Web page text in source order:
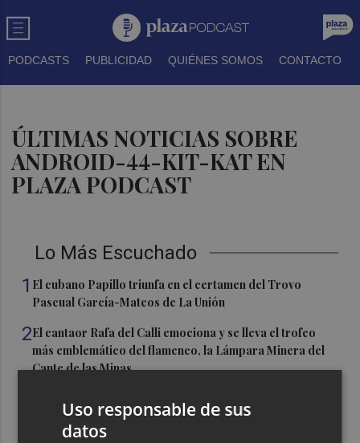
PODCASTS PUBLICIDAD QUIÉNES SOMOS CONTACTO
ÚLTIMAS NOTICIAS SOBRE
ANDROID-44-KIT-KAT EN
PLAZA PODCAST
Lo Más Escuchado
1 El cubano Papillo triunfa en el certamen del Trovo
Pascual García-Mateos de La Unión
2El cantaor Rafa del Calli emociona y se lleva el trofeo
más emblemático del flamenco, la Lámpara Minera del
Cante de las Minas
Uso responsable de sus
datos